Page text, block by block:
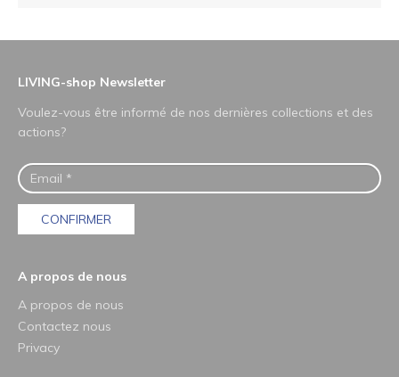
LIVING-shop Newsletter
Voulez-vous être informé de nos dernières collections et des
actions?
CONFIRMER
A propos de nous
A propos de nous
Contactez nous
Privacy